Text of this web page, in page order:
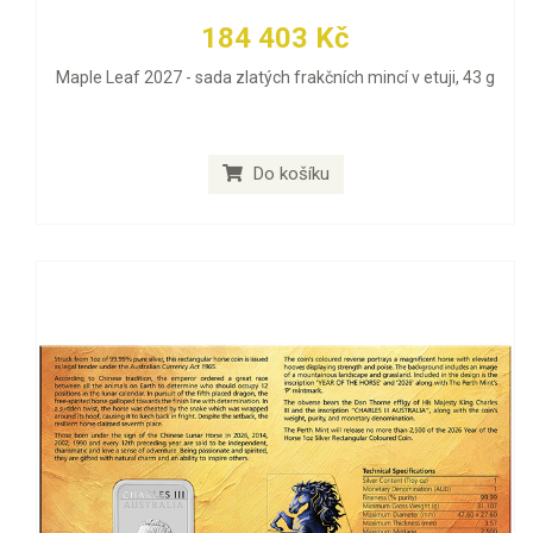
184 403 Kč
Maple Leaf 2027 - sada zlatých frakčních mincí v etuji, 43 g
Do košíku